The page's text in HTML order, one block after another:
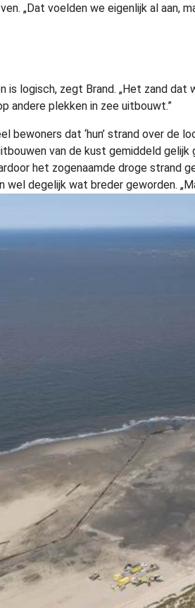
„Dat voelden we eigenlijk al aan,
is logisch, zegt Brand. „Het zand
andere plekken in zee uitbouwt.”
bewoners dat ‘hun’ strand over
van de kust gemiddeld
het zogenaamde droge strand
degelijk wat breder geworden.